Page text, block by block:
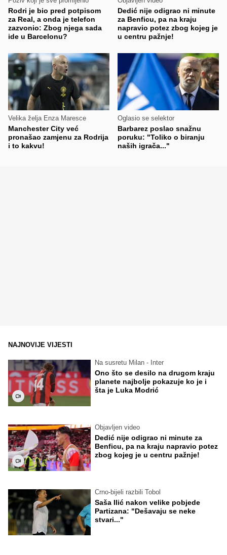
Rodri je bio pred potpisom
za Real, a onda je telefon
zazvonio: Zbog njega sada
ide u Barcelonu?
Dedić nije odigrao ni minute
za Benficu, pa na kraju
napravio potez zbog kojeg je
u centru pažnje!
Velika želja Enza Maresce
Manchester City već
pronašao zamjenu za Rodrija
i to kakvu!
Oglasio se selektor
Barbarez poslao snažnu
poruku: "Toliko o biranju
naših igrača..."
NAJNOVIJE VIJESTI
Na susretu Milan - Inter
Ono što se desilo na drugom kraju
planete najbolje pokazuje ko je i
šta je Luka Modrić
Objavljen video
Dedić nije odigrao ni minute za
Benficu, pa na kraju napravio potez
zbog kojeg je u centru pažnje!
Crno-bijeli razbili Tobol
Saša Ilić nakon velike pobjede
Partizana: "Dešavaju se neke
stvari..."